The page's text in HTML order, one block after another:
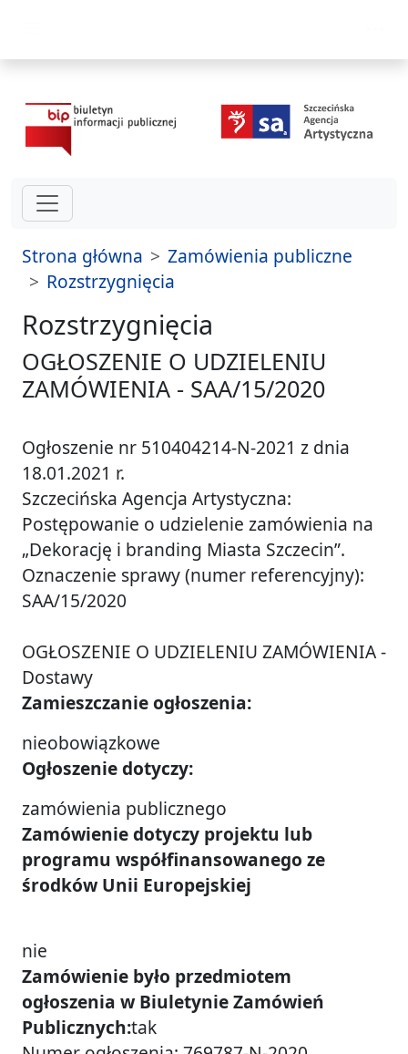
Strona główna
Zamówienia publiczne
Rozstrzygnięcia
Rozstrzygnięcia
OGŁOSZENIE O UDZIELENIU
ZAMÓWIENIA - SAA/15/2020
Ogłoszenie nr 510404214-N-2021 z dnia
18.01.2021 r.
Szczecińska Agencja Artystyczna:
Postępowanie o udzielenie zamówienia na
„Dekorację i branding Miasta Szczecin”.
Oznaczenie sprawy (numer referencyjny):
SAA/15/2020
OGŁOSZENIE O UDZIELENIU ZAMÓWIENIA -
Dostawy
Zamieszczanie ogłoszenia:
nieobowiązkowe
Ogłoszenie dotyczy:
zamówienia publicznego
Zamówienie dotyczy projektu lub
programu współfinansowanego ze
środków Unii Europejskiej
nie
Zamówienie było przedmiotem
ogłoszenia w Biuletynie Zamówień
Publicznych:tak